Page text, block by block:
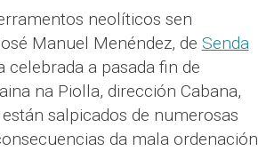
neolíticos sen
Manuel Menéndez, de Senda
celebrada a pasada fin de
na Piolla, dirección Cabana,
salpicados de numerosas
da mala ordenación